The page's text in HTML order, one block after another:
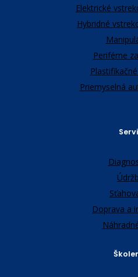
Elektrické
Hybridné
Periférne
Priemyselná
Doprava a